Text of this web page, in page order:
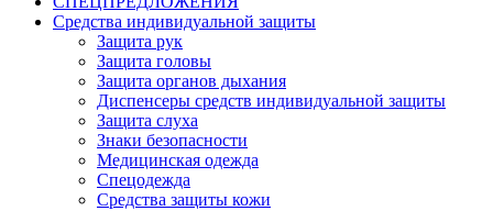
Средства индивидуальной защиты
Защита рук
Защита головы
Защита органов дыхания
Диспенсеры средств индивидуальной защиты
Защита слуха
Знаки безопасности
Медицинская одежда
Спецодежда
Средства защиты кожи